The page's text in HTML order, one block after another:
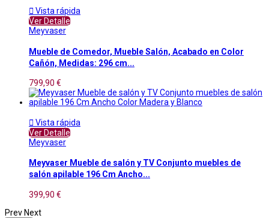
 Vista rápida
Ver Detalle
Meyvaser
Mueble de Comedor, Mueble Salón, Acabado en Color
Cañón, Medidas: 296 cm...
799,90 €
 Vista rápida
Ver Detalle
Meyvaser
Meyvaser Mueble de salón y TV Conjunto muebles de
salón apilable 196 Cm Ancho...
399,90 €
Prev Next